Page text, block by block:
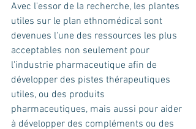
Avec l'essor de la recherche, les plantes
utiles sur le plan ethnomédical sont
devenues l'une des ressources les plus
acceptables non seulement pour
l'industrie pharmaceutique afin de
développer des pistes thérapeutiques
utiles, ou des produits
pharmaceutiques, mais aussi pour aider
à développer des compléments ou des